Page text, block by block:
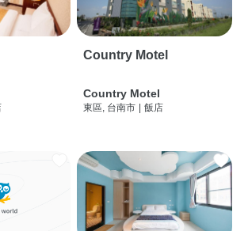
Country Motel
Country Motel
東區, 台南市 | 飯店